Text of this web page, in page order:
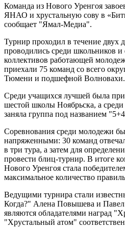
Команда из Нового Уренгоя
ЯНАО и хрустальную сову в
сообщает "Ямал-Медиа".
Турнир проходил в течение двух
проводились среди школьников и
коллективов работающей
приехали 75 команд со всего
Тюмени и подшефной Волновахи.
Среди учащихся лучшей была
шестой школы Ноябрьска, а среди
заняла группа под названием
Соревнования среди молодежи
напряженными: 30 команд
в три тура, а затем для
провести блиц-турнир. В итоге
Нового Уренгоя стала
максимальное количество
Ведущими турнира стали
Когда?" Алена Повышева и
являются обладателями наград
"Хрустальный атом"